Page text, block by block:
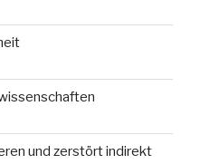
und zerstört indirekt